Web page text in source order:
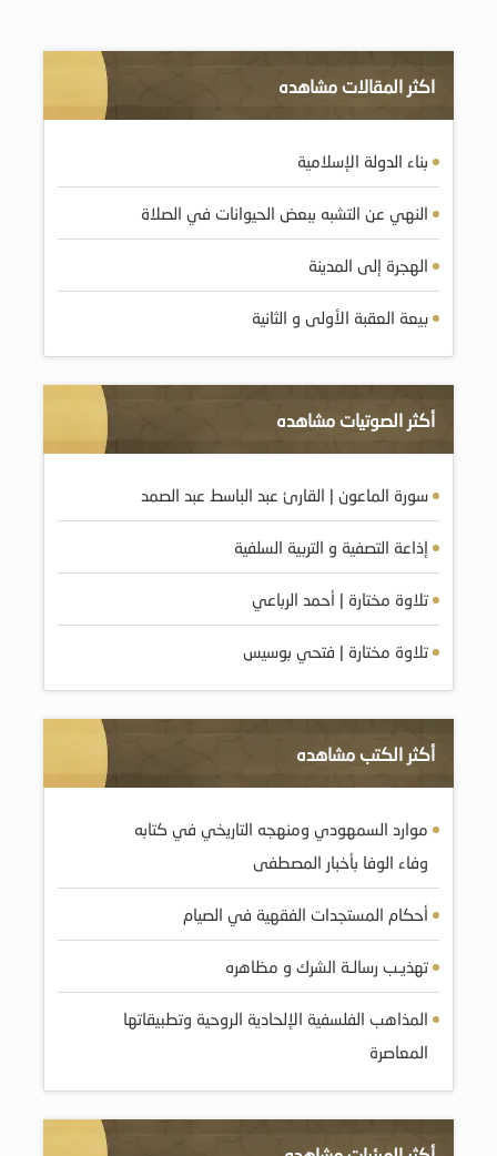
اكثر المقالات مشاهده
بناء الدولة الإسلامية
النهي عن التشبه ببعض الحيوانات في الصلاة
الهجرة إلى المدينة
بيعة العقبة الأولى و الثانية
أكثر الصوتيات مشاهده
سورة الماعون | القارئ عبد الباسط عبد الصمد
إذاعة التصفية و التربية السلفية
تلاوة مختارة | أحمد الرباعي
تلاوة مختارة | فتحي بوسيس
أكثر الكتب مشاهده
موارد السمهودي ومنهجه التاريخي في كتابه
وفاء الوفا بأخبار المصطفى
أحكام المستجدات الفقهية في الصيام
تهذيـب رسالـة الشرك و مظاهره
المذاهب الفلسفية الإلحادية الروحية وتطبيقاتها
المعاصرة